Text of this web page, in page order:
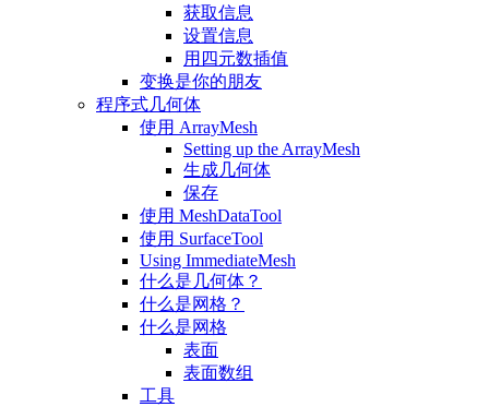
获取信息
设置信息
用四元数插值
变换是你的朋友
程序式几何体
使用 ArrayMesh
Setting up the ArrayMesh
生成几何体
保存
使用 MeshDataTool
使用 SurfaceTool
Using ImmediateMesh
什么是几何体？
什么是网格？
什么是网格
表面
表面数组
工具